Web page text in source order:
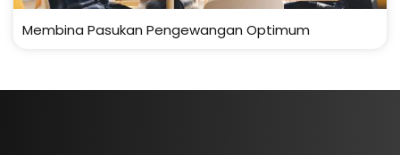
Membina Pasukan Pengewangan Optimum